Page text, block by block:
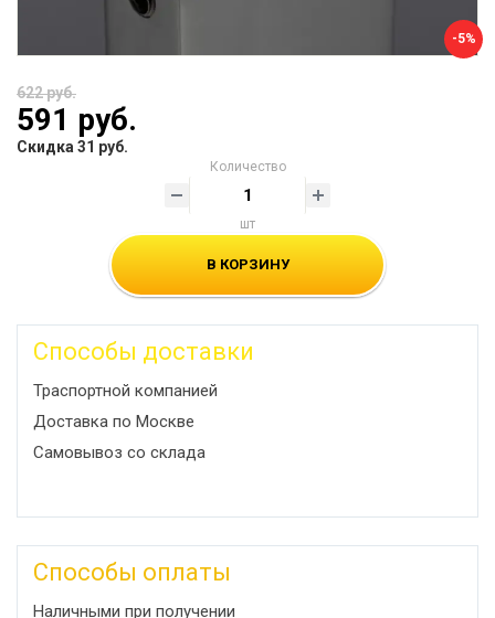
-5%
622 руб.
591 руб.
Скидка 31 руб.
Количество
шт
В КОРЗИНУ
Способы доставки
Траспортной компанией
Доставка по Москве
Самовывоз со склада
Способы оплаты
Наличными при получении